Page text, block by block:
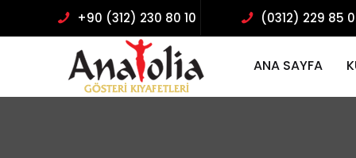
+90 (312) 230 80 10 (0312) 229 85
ANA SAYFA